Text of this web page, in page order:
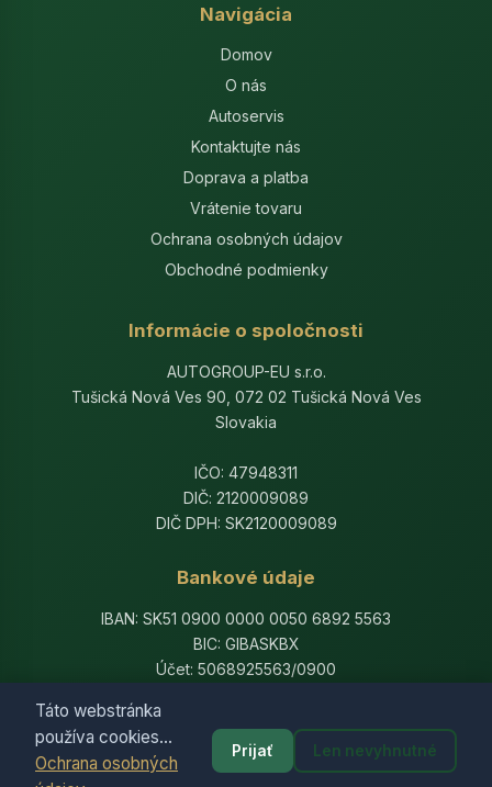
Táto webstránka
používa cookies...
Ochrana osobných
Prijať Len nevyhnutné
Navigácia
Domov
O nás
Autoservis
Kontaktujte nás
Doprava a platba
Vrátenie tovaru
Ochrana osobných údajov
Obchodné podmienky
Informácie o spoločnosti
AUTOGROUP-EU s.r.o.
Tušická Nová Ves 90, 072 02 Tušická Nová Ves
Slovakia
IČO: 47948311
DIČ: 2120009089
DIČ DPH: SK2120009089
Bankové údaje
IBAN: SK51 0900 0000 0050 6892 5563
BIC: GIBASKBX
Účet: 5068925563/0900